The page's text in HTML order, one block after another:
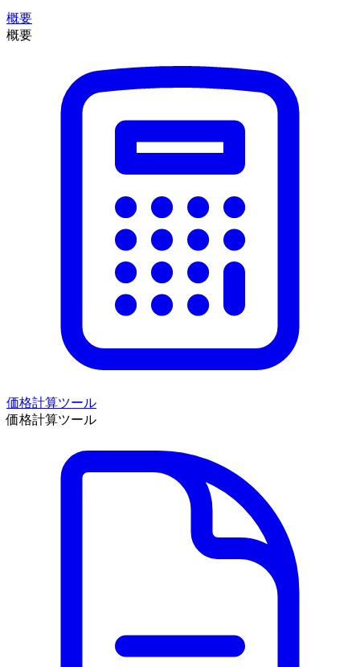
概要
概要
価格計算ツール
価格計算ツール